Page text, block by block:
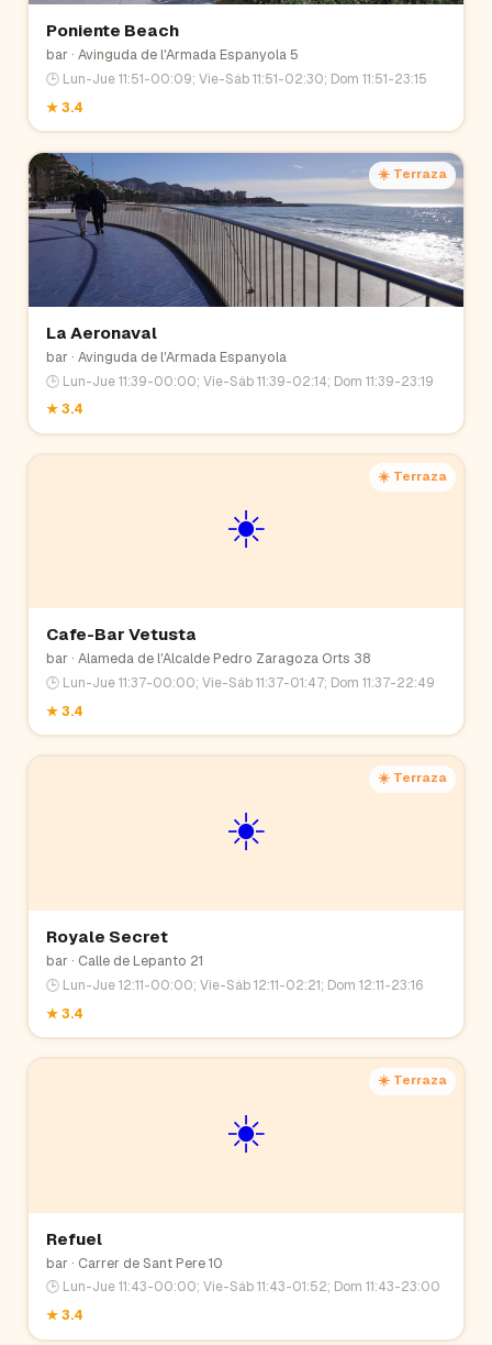
Poniente Beach
bar· Avinguda de l'Armada Espanyola 5
🕒 Lun-Jue 11:51-00:09; Vie-Sáb 11:51-02:30; Dom 11:51-23:15
★3.4
☀️ Terraza
La Aeronaval
bar· Avinguda de l'Armada Espanyola
🕒 Lun-Jue 11:39-00:00; Vie-Sáb 11:39-02:14; Dom 11:39-23:19
★3.4
☀️
☀️ Terraza
Cafe-Bar Vetusta
bar· Alameda de l'Alcalde Pedro Zaragoza Orts 38
🕒 Lun-Jue 11:37-00:00; Vie-Sáb 11:37-01:47; Dom 11:37-22:49
★3.4
☀️
☀️ Terraza
Royale Secret
bar· Calle de Lepanto 21
🕒 Lun-Jue 12:11-00:00; Vie-Sáb 12:11-02:21; Dom 12:11-23:16
★3.4
☀️
☀️ Terraza
Refuel
bar· Carrer de Sant Pere 10
🕒 Lun-Jue 11:43-00:00; Vie-Sáb 11:43-01:52; Dom 11:43-23:00
★3.4